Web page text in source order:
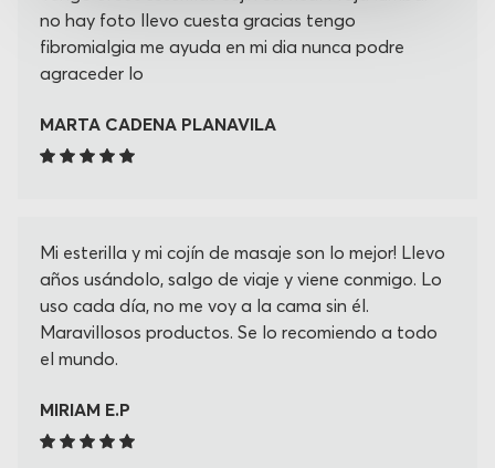
no hay foto llevo cuesta gracias tengo
fibromialgia me ayuda en mi dia nunca podre
agraceder lo
MARTA CADENA PLANAVILA
Mi esterilla y mi cojín de masaje son lo mejor! Llevo
años usándolo, salgo de viaje y viene conmigo. Lo
uso cada día, no me voy a la cama sin él.
Maravillosos productos. Se lo recomiendo a todo
el mundo.
MIRIAM E.P